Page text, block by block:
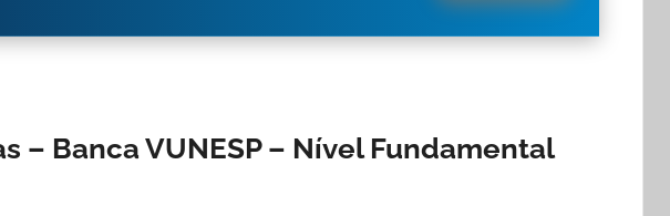
– Banca VUNESP – Nível Fundamental